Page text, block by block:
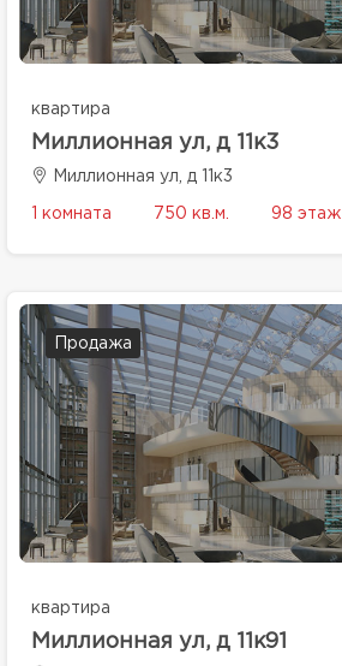
квартира
Миллионная ул, д 11к3
Миллионная ул, д 11к3
1 комната 750 кв.м. 98 этаж
Продажа
квартира
Миллионная ул, д 11к91